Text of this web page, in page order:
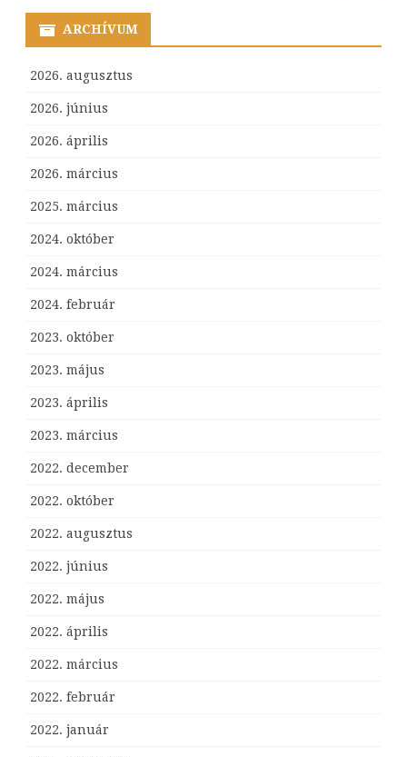
ARCHÍVUM
2026. augusztus
2026. június
2026. április
2026. március
2025. március
2024. október
2024. március
2024. február
2023. október
2023. május
2023. április
2023. március
2022. december
2022. október
2022. augusztus
2022. június
2022. május
2022. április
2022. március
2022. február
2022. január